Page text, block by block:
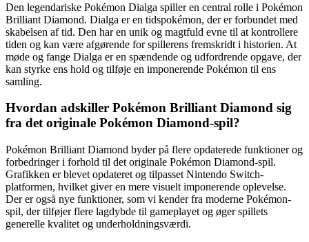
Den legendariske Pokémon Dialga spiller en central rolle i Pokémon
Brilliant Diamond. Dialga er en tidspokémon, der er forbundet med
skabelsen af tid. Den har en unik og magtfuld evne til at kontrollere
tiden og kan være afgørende for spillerens fremskridt i historien. At
møde og fange Dialga er en spændende og udfordrende opgave, der
kan styrke ens hold og tilføje en imponerende Pokémon til ens
samling.
Hvordan adskiller Pokémon Brilliant Diamond sig
fra det originale Pokémon Diamond-spil?
Pokémon Brilliant Diamond byder på flere opdaterede funktioner og
forbedringer i forhold til det originale Pokémon Diamond-spil.
Grafikken er blevet opdateret og tilpasset Nintendo Switch-
platformen, hvilket giver en mere visuelt imponerende oplevelse.
Der er også nye funktioner, som vi kender fra moderne Pokémon-
spil, der tilføjer flere lagdybde til gameplayet og øger spillets
generelle kvalitet og underholdningsværdi.